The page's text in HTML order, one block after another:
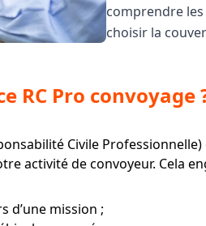
comprendre
choisir la
RC Pro convoyage
Civile
activité de convoyeur. Cela
d’une mission ;